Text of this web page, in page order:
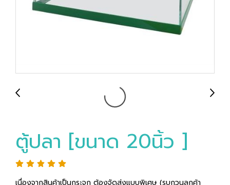
ตู้ปลา [ขนาด 20นิ้ว ]
เนื่องจากสินค้าเป็นกระจก ต้องจัดส่งแบบพิเศษ (รบกวนลูกค้า